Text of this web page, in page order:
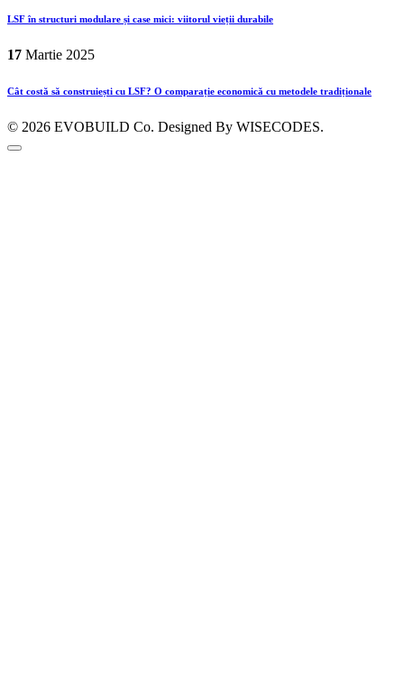
LSF în structuri modulare și case mici: viitorul vieții durabile
17 Martie 2025
Cât costă să construiești cu LSF? O comparație economică cu metodele tradiționale
© 2026 EVOBUILD Co. Designed By WISECODES.